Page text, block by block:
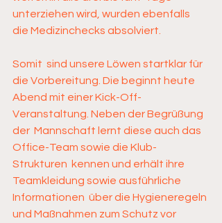
unterziehen wird, wurden ebenfalls
die Medizinchecks absolviert.
Somit  sind unsere Löwen startklar für
die Vorbereitung. Die beginnt heute
Abend mit einer Kick-Off-
Veranstaltung. Neben der Begrüßung
der  Mannschaft lernt diese auch das
Office-Team sowie die Klub-
Strukturen  kennen und erhält ihre
Teamkleidung sowie ausführliche
Informationen  über die Hygieneregeln
und Maßnahmen zum Schutz vor